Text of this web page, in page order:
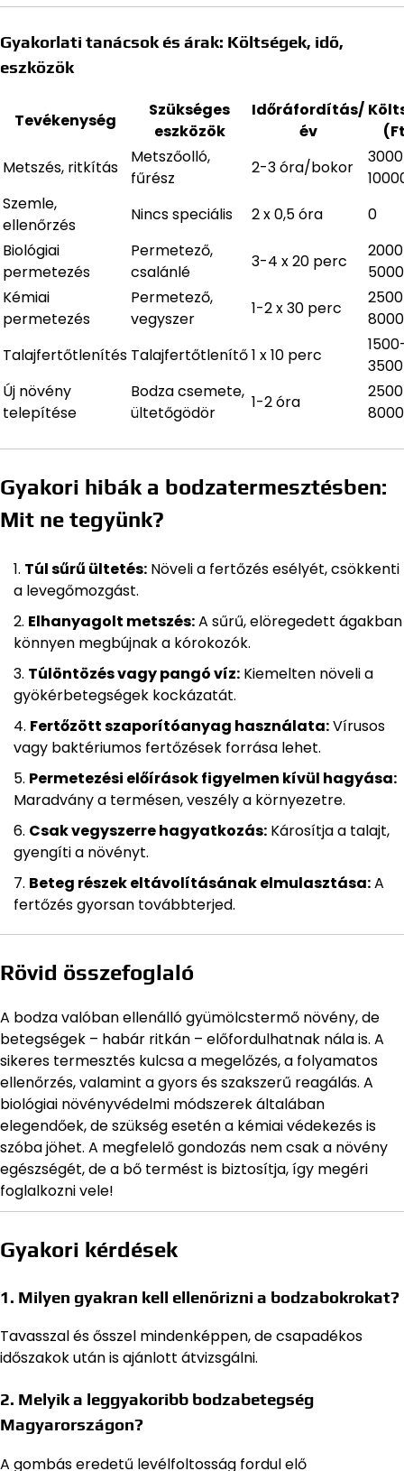
Gyakorlati tanácsok és árak: Költségek, idő,
eszközök
Tevékenység
Szükséges
eszközök
Időráfordítás/
év
Metszés, ritkítás
Metszőolló,
fűrész
2-3 óra/bokor
Szemle,
ellenőrzés
Nincs speciális 2 x 0,5 óra
0
Biológiai
permetezés
Permetező,
csalánlé
3-4 x 20 perc
5000
Kémiai
permetezés
Permetező,
vegyszer
1-2 x 30 perc
8000
Talajfertőtlenítés Talajfertőtlenítő1 x 10 perc
3500
Új növény
telepítése
Bodza csemete,
ültetőgödör
1-2 óra
8000
Gyakori hibák a bodzatermesztésben:
Mit ne tegyünk?
Túl sűrű ültetés: Növeli a fertőzés esélyét, csökkenti
a levegőmozgást.
Elhanyagolt metszés:A sűrű, elöregedett ágakban
könnyen megbújnak a kórokozók.
Túlöntözés vagy pangó víz: Kiemelten növeli a
gyökérbetegségek kockázatát.
Fertőzött szaporítóanyag használata:Vírusos
vagy baktériumos fertőzések forrása lehet.
Permetezési előírások figyelmen kívül hagyása:
Maradvány a termésen, veszély a környezetre.
Csak vegyszerre hagyatkozás: Károsítja a talajt,
gyengíti a növényt.
Beteg részek eltávolításának elmulasztása:A
fertőzés gyorsan továbbterjed.
Rövid összefoglaló
A bodza valóban ellenálló gyümölcstermő növény, de
betegségek – habár ritkán – előfordulhatnak nála is. A
sikeres termesztés kulcsa a megelőzés, a folyamatos
ellenőrzés, valamint a gyors és szakszerű reagálás. A
biológiai növényvédelmi módszerek általában
elegendőek, de szükség esetén a kémiai védekezés is
szóba jöhet. A megfelelő gondozás nem csak a növény
egészségét, de a bő termést is biztosítja, így megéri
foglalkozni vele!
Gyakori kérdések
1. Milyen gyakran kell ellenőrizni a bodzabokrokat?
Tavasszal és ősszel mindenképpen, de csapadékos
időszakok után is ajánlott átvizsgálni.
2. Melyik a leggyakoribb bodzabetegség
Magyarországon?
A gombás eredetű levélfoltosság fordul elő